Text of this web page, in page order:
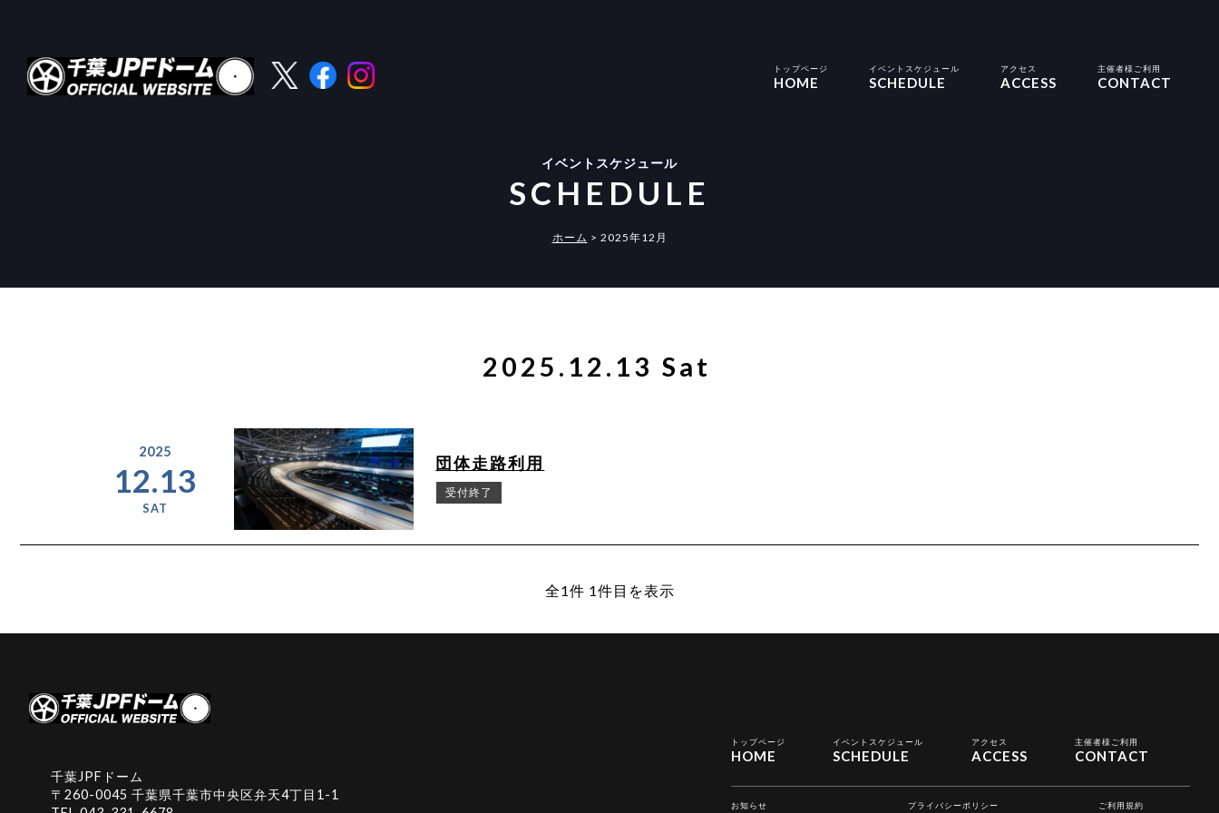
トップページ
HOME
イベントスケジュール
SCHEDULE
アクセス
ACCESS
主催者様ご利用
CONTACT
イベントスケジュール
SCHEDULE
ホーム > 2025年12月
2025.12.13 Sat
2025
12.13
SAT
団体走路利用
受付終了
全1件 1件目を表示
千葉JPFドーム
〒260-0045 千葉県千葉市中央区弁天4丁目1-1
トップページ
HOME
イベントスケジュール
SCHEDULE
アクセス
ACCESS
主催者様ご利用
CONTACT
お知らせ プライバシーポリシー ご利用規約